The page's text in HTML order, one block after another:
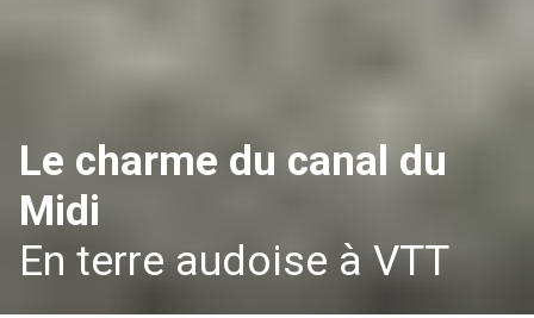
Le charme du canal du
Midi
En terre audoise à VTT